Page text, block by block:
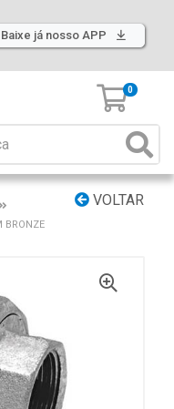
Baixe já nosso APP
0
VOLTAR
BRONZE